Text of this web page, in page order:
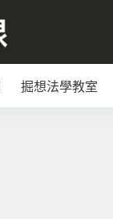
掘想法學教室